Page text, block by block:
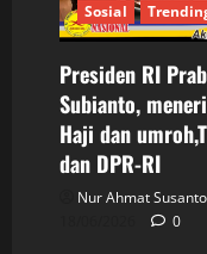
Sosial
Presiden RI
Subianto,
Haji dan
dan DPR-RI
Nur Ahmat Susanto
0
Berita Terkini
Indonesia Emas
Informasi
JURNALIS
Kementrian
Menteri Haji